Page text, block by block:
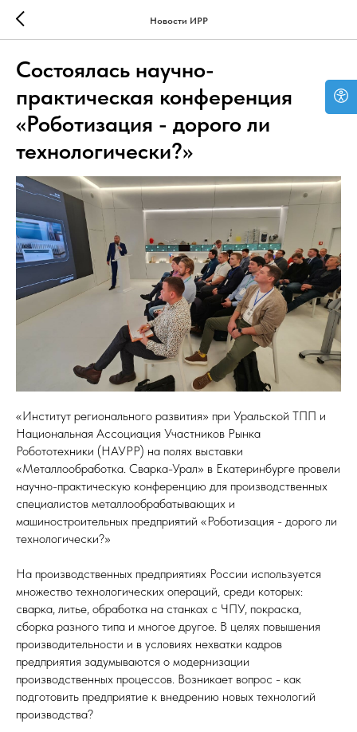
Новости ИРР
Состоялась научно-
практическая конференция
«Роботизация - дорого ли
технологически?»
«Институт регионального развития» при Уральской ТПП и
Национальная Ассоциация Участников Рынка
Робототехники (НАУРР) на полях выставки
«Металлообработка. Сварка-Урал» в Екатеринбурге провели
научно-практическую конференцию для производственных
специалистов металлообрабатывающих и
машиностроительных предприятий «Роботизация - дорого ли
технологически?»
На производственных предприятиях России используется
множество технологических операций, среди которых:
сварка, литье, обработка на станках с ЧПУ, покраска,
сборка разного типа и многое другое. В целях повышения
производительности и в условиях нехватки кадров
предприятия задумываются о модернизации
производственных процессов. Возникает вопрос - как
подготовить предприятие к внедрению новых технологий
производства?